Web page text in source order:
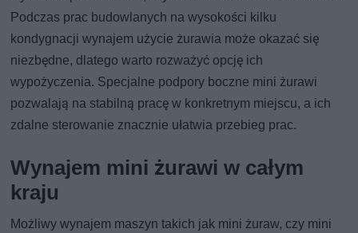
Podczas prac budowlanych na wysokości kilku
kondygnacji wynajem użycie żurawia może okazać się
niezbędne, dlatego warto rozważyć opcję ich
wypożyczenia. Specjalne podpory boczne mini żurawi
pozwalają na stabilną pracę w konkretnym miejscu, a ich
zdalne sterowanie znacznie ułatwia przebieg prac.
Wynajem mini żurawi w całym
kraju
Możliwy wynajem maszyn takich jak mini żuraw, czy mini